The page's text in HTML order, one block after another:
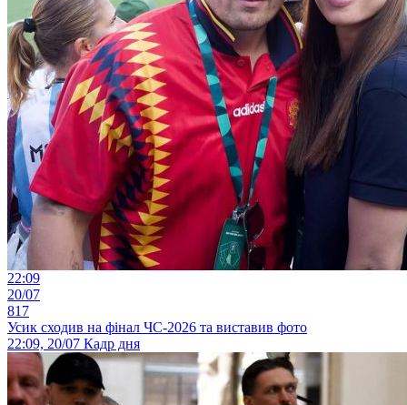
22:09
20/07
817
Усик сходив на фінал ЧС-2026 та виставив фото
22:09, 20/07 Кадр дня